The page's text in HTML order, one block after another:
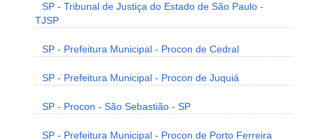
SP - Tribunal de Justiça do Estado de São Paulo -
TJSP
SP - Prefeitura Municipal - Procon de Cedral
SP - Prefeitura Municipal - Procon de Juquiá
SP - Procon - São Sebastião - SP
SP - Prefeitura Municipal - Procon de Porto Ferreira